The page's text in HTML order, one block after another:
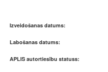
Izveidošanas datums:
Labošanas datums:
APLIS autortiesību statuss: